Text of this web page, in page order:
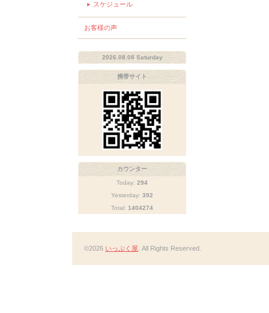
スケジュール
お客様の声
2026.08.08 Saturday
携帯サイト
カウンター
Today: 294
Yesterday: 392
Total: 1404274
©2026 いっぷく屋 . All Rights Reserved.